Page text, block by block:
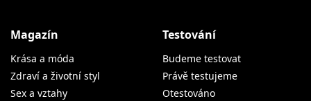
Magazín
Krása a móda
Zdraví a životní styl
Sex a vztahy
Testování
Budeme testovat
Právě testujeme
Otestováno